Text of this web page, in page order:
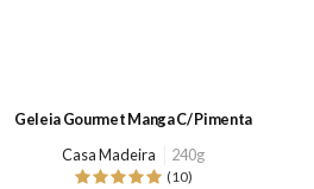
Geleia Gourmet Manga C/ Pimenta
Casa Madeira
240g
(10)